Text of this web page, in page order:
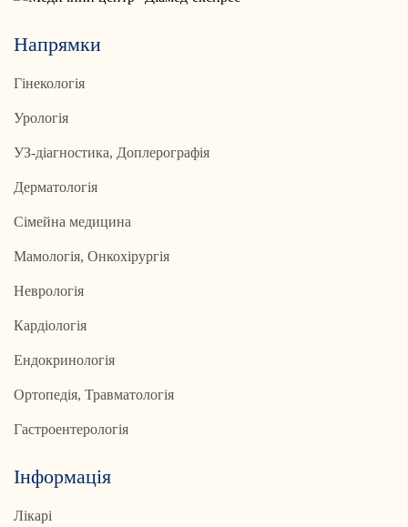
Напрямки
Гінекологія
Урологія
УЗ-діагностика, Доплерографія
Дерматологія
Сімейна медицина
Мамологія, Онкохірургія
Неврологія
Кардіологія
Ендокринологія
Ортопедія, Травматологія
Гастроентерологія
Інформація
Лікарі